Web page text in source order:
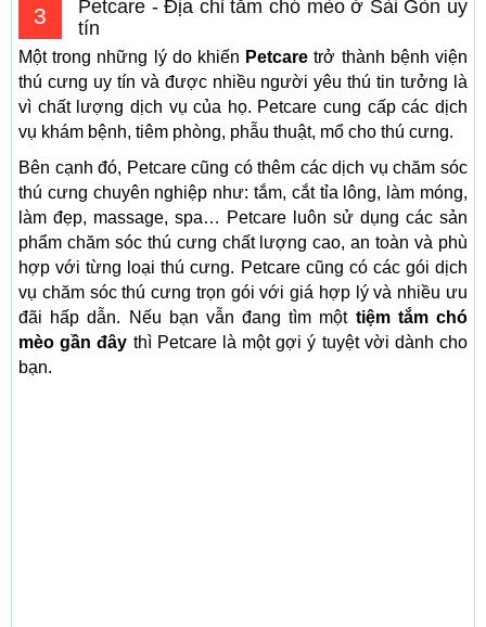
3
Petcare - Địa chỉ tắm chó mèo ở Sài Gòn uy
tín
Một trong những lý do khiến Petcare trở thành bệnh viện
thú cưng uy tín và được nhiều người yêu thú tin tưởng là
vì chất lượng dịch vụ của họ. Petcare cung cấp các dịch
vụ khám bệnh, tiêm phòng, phẫu thuật, mổ cho thú cưng.
Bên cạnh đó, Petcare cũng có thêm các dịch vụ chăm sóc
thú cưng chuyên nghiệp như: tắm, cắt tỉa lông, làm móng,
làm đẹp, massage, spa… Petcare luôn sử dụng các sản
phẩm chăm sóc thú cưng chất lượng cao, an toàn và phù
hợp với từng loại thú cưng. Petcare cũng có các gói dịch
vụ chăm sóc thú cưng trọn gói với giá hợp lý và nhiều ưu
đãi hấp dẫn. Nếu bạn vẫn đang tìm một tiệm tắm chó
mèo gần đây thì Petcare là một gợi ý tuyệt vời dành cho
bạn.